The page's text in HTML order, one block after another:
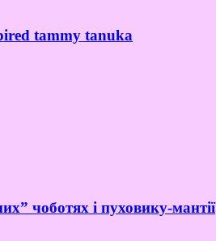
tammy tanuka
чоботях і пуховику-мантії